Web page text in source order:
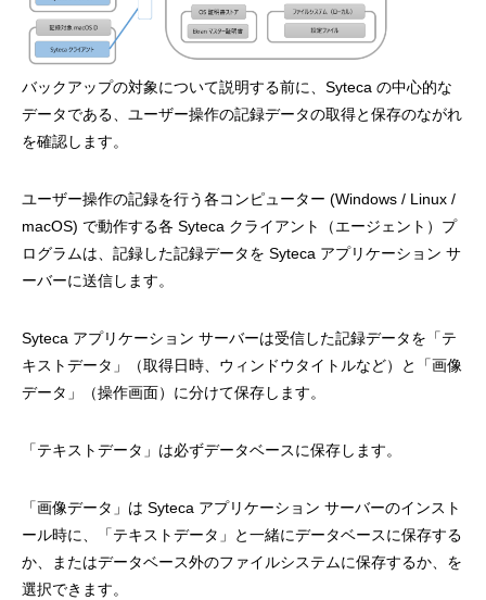
バックアップの対象について説明する前に、Syteca の中心的な
データである、ユーザー操作の記録データの取得と保存のながれ
を確認します。
ユーザー操作の記録を行う各コンピューター (Windows / Linux /
macOS) で動作する各 Syteca クライアント（エージェント）プ
ログラムは、記録した記録データを Syteca アプリケーション サ
ーバーに送信します。
Syteca アプリケーション サーバーは受信した記録データを「テ
キストデータ」（取得日時、ウィンドウタイトルなど）と「画像
データ」（操作画面）に分けて保存します。
「テキストデータ」は必ずデータベースに保存します。
「画像データ」は Syteca アプリケーション サーバーのインスト
ール時に、「テキストデータ」と一緒にデータベースに保存する
か、またはデータベース外のファイルシステムに保存するか、を
選択できます。